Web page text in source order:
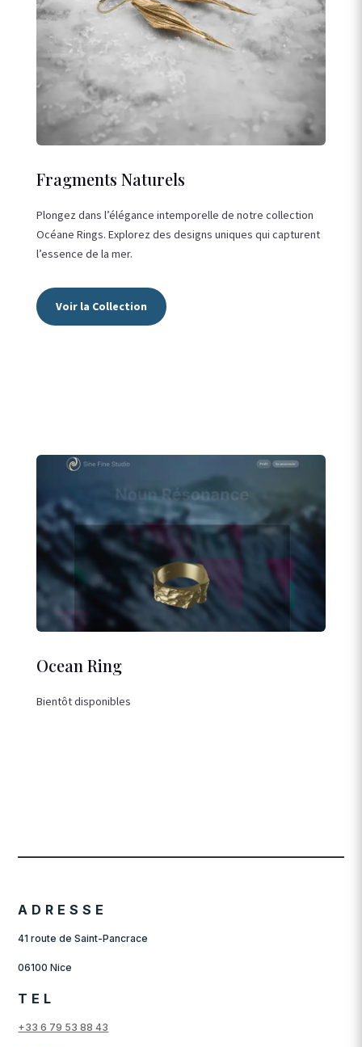
Fragments Naturels
Plongez dans l’élégance intemporelle de notre collection
Océane Rings. Explorez des designs uniques qui capturent
l’essence de la mer.
Voir la Collection
Ocean Ring
Bientôt disponibles
ADRESSE
41 route de Saint-Pancrace
06100 Nice
TEL
+33 6 79 53 88 43